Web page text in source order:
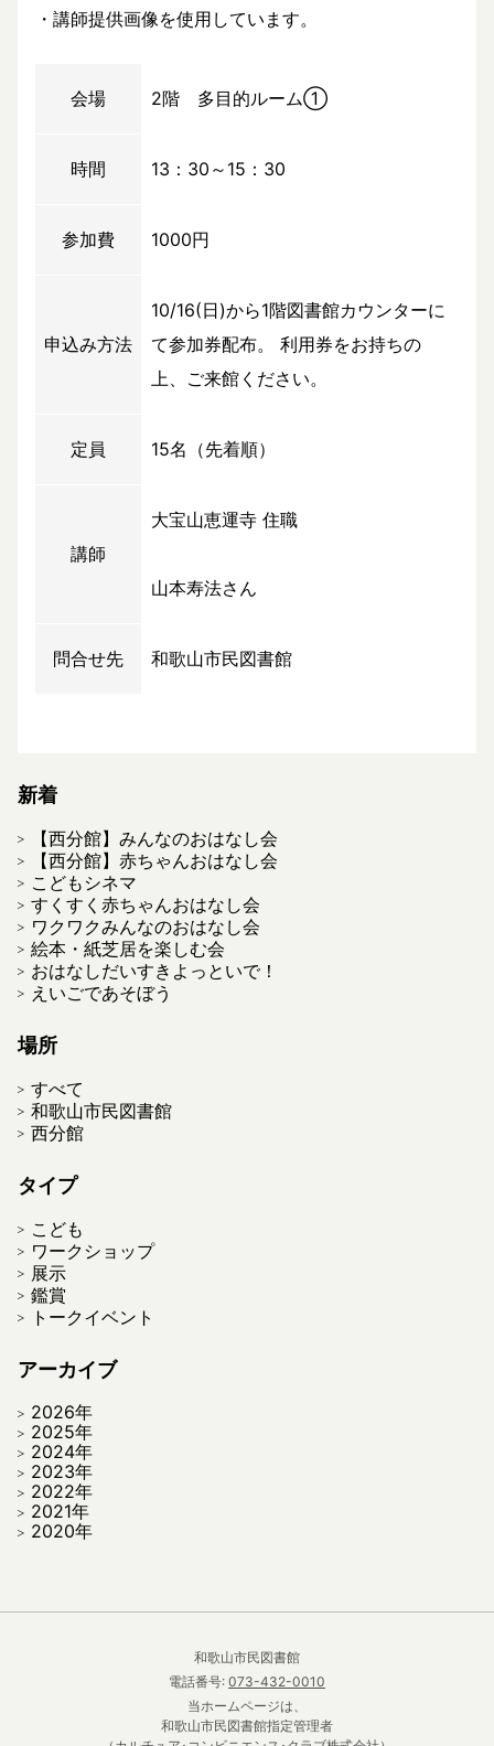
・講師提供画像を使用しています。
会場 2階 多目的ルーム①
時間 13：30～15：30
参加費 1000円
申込み方法
10/16(日)から1階図書館カウンターに
て参加券配布。 利用券をお持ちの
上、ご来館ください。
定員 15名（先着順）
講師
大宝山恵運寺 住職
山本寿法さん
問合せ先 和歌山市民図書館
新着
【西分館】みんなのおはなし会
【西分館】赤ちゃんおはなし会
こどもシネマ
すくすく赤ちゃんおはなし会
ワクワクみんなのおはなし会
絵本・紙芝居を楽しむ会
おはなしだいすきよっといで！
えいごであそぼう
場所
すべて
和歌山市民図書館
西分館
タイプ
こども
ワークショップ
展示
鑑賞
トークイベント
アーカイブ
2026年
2025年
2024年
2023年
2022年
2021年
2020年
和歌山市民図書館
電話番号: 073-432-0010
当ホームページは、
和歌山市民図書館指定管理者